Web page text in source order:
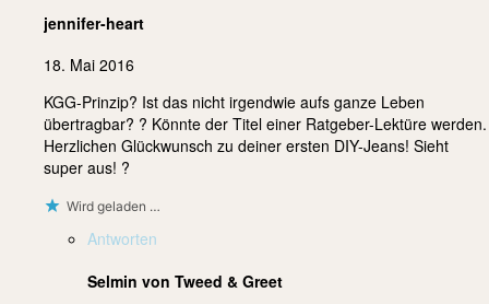
jennifer-heart
18. Mai 2016
KGG-Prinzip? Ist das nicht irgendwie aufs ganze Leben
übertragbar? ? Könnte der Titel einer Ratgeber-Lektüre werden.
Herzlichen Glückwunsch zu deiner ersten DIY-Jeans! Sieht
super aus! ?
Wird geladen …
Antworten
Selmin von Tweed & Greet